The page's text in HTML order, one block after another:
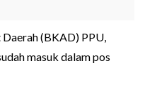
Daerah (BKAD) PPU,
masuk dalam pos